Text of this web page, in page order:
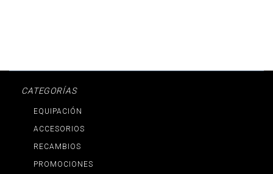
CATEGORÍAS
EQUIPACIÓN
ACCESORIOS
RECAMBIOS
PROMOCIONES